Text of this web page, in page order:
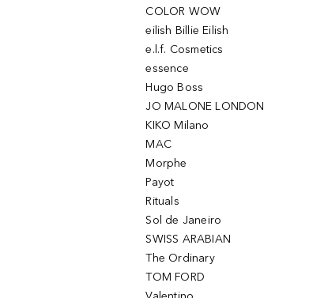
COLOR WOW
eilish Billie Eilish
e.l.f. Cosmetics
essence
Hugo Boss
JO MALONE LONDON
KIKO Milano
MAC
Morphe
Payot
Rituals
Sol de Janeiro
SWISS ARABIAN
The Ordinary
TOM FORD